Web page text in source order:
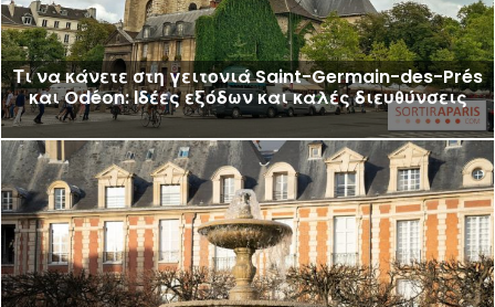
Τι να κάνετε στη γειτονιά Saint-Germain-des-Prés
και Odéon: Ιδέες εξόδων και καλές διευθύνσεις